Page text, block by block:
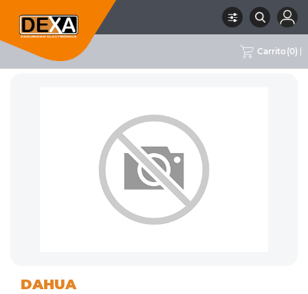
Carrito (0)
RUBRO SUBRUBRO
DAHUA